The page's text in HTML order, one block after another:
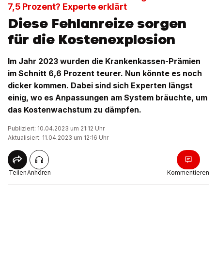
7,5 Prozent? Experte erklärt
Diese Fehlanreize sorgen
für die Kostenexplosion
Im Jahr 2023 wurden die Krankenkassen-Prämien
im Schnitt 6,6 Prozent teurer. Nun könnte es noch
dicker kommen. Dabei sind sich Experten längst
einig, wo es Anpassungen am System bräuchte, um
das Kostenwachstum zu dämpfen.
Publiziert: 10.04.2023 um 21:12 Uhr
Aktualisiert: 11.04.2023 um 12:16 Uhr
TeilenAnhören Kommentieren